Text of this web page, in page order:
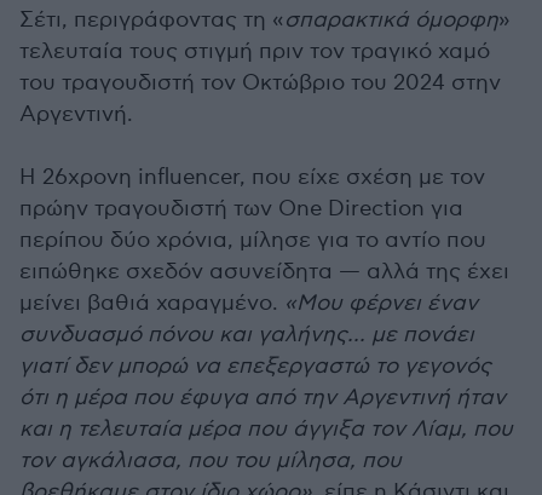
Σέτι, περιγράφοντας τη «σπαρακτικά όμορφη»
τελευταία τους στιγμή πριν τον τραγικό χαμό
του τραγουδιστή τον Οκτώβριο του 2024 στην
Αργεντινή.
Η 26χρονη influencer, που είχε σχέση με τον
πρώην τραγουδιστή των One Direction για
περίπου δύο χρόνια, μίλησε για το αντίο που
ειπώθηκε σχεδόν ασυνείδητα — αλλά της έχει
μείνει βαθιά χαραγμένο. «Μου φέρνει έναν
συνδυασμό πόνου και γαλήνης... με πονάει
γιατί δεν μπορώ να επεξεργαστώ το γεγονός
ότι η μέρα που έφυγα από την Αργεντινή ήταν
και η τελευταία μέρα που άγγιξα τον Λίαμ, που
τον αγκάλιασα, που του μίλησα, που